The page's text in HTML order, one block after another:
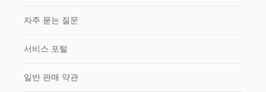
자주 묻는 질문
서비스 포털
일반 판매 약관